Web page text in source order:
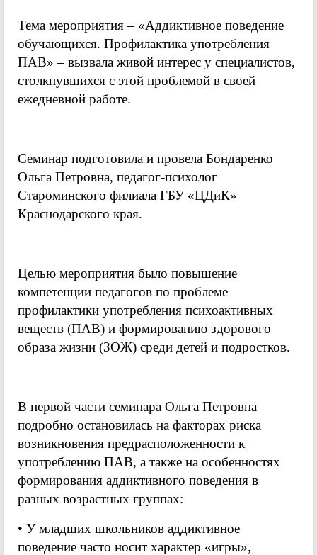
Тема мероприятия – «Аддиктивное поведение
обучающихся. Профилактика употребления
ПАВ» – вызвала живой интерес у специалистов,
столкнувшихся с этой проблемой в своей
ежедневной работе.
Семинар подготовила и провела Бондаренко
Ольга Петровна, педагог-психолог
Староминского филиала ГБУ «ЦДиК»
Краснодарского края.
Целью мероприятия было повышение
компетенции педагогов по проблеме
профилактики употребления психоактивных
веществ (ПАВ) и формированию здорового
образа жизни (ЗОЖ) среди детей и подростков.
В первой части семинара Ольга Петровна
подробно остановилась на факторах риска
возникновения предрасположенности к
употреблению ПАВ, а также на особенностях
формирования аддиктивного поведения в
разных возрастных группах:
• У младших школьников аддиктивное
поведение часто носит характер «игры»,